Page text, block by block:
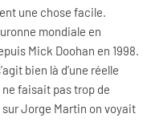
une chose facile.
mondiale en
Mick Doohan en 1998.
bien là d’une réelle
faisait pas trop de
sur Jorge Martin on voyait